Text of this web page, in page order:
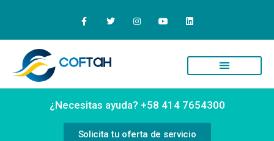
¿Necesitas ayuda? +58 414 7654300
Solicita tu oferta de servicio